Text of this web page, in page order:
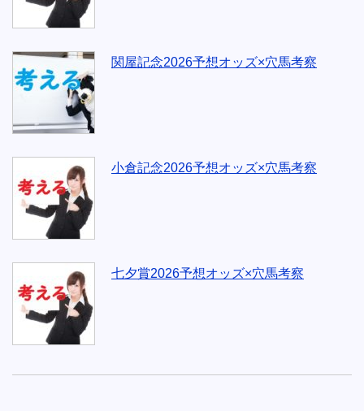
関屋記念2026予想オッズ×穴馬考察
小倉記念2026予想オッズ×穴馬考察
七夕賞2026予想オッズ×穴馬考察